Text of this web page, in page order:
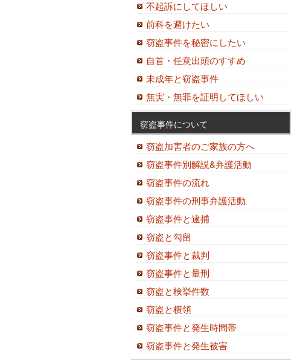
不起訴にしてほしい
前科を避けたい
窃盗事件を秘密にしたい
自首・任意出頭のすすめ
未成年と窃盗事件
無実・無罪を証明してほしい
窃盗事件について
窃盗加害者のご家族の方へ
窃盗事件別解説&弁護活動
窃盗事件の流れ
窃盗事件の刑事弁護活動
窃盗事件と逮捕
窃盗と勾留
窃盗事件と裁判
窃盗事件と量刑
窃盗と検挙件数
窃盗と横領
窃盗事件と発生時間帯
窃盗事件と発生被害